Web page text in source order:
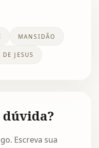
MANSIDÃO
JESUS
dúvida?
Escreva sua